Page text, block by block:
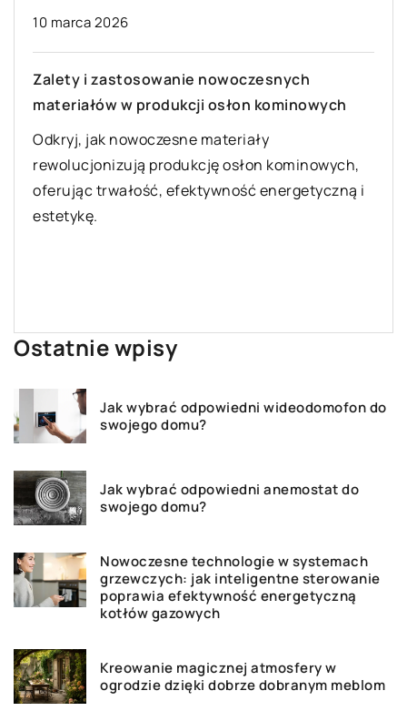
03 stycznia 2026
Jak wybrać idealny ochraniacz na materac dla
alergików?
Dowiedz się, na co zwrócić uwagę przy wyborze
ochraniacza na materac, aby zapewnić
najlepszą ochronę przed alergenami i zapewnić
spokojny sen. Poznaj kluczowe cechy, które
Ostatnie wpisy
Jak wybrać odpowiedni wideodomofon do
swojego domu?
Jak wybrać odpowiedni anemostat do
swojego domu?
Nowoczesne technologie w systemach
grzewczych: jak inteligentne sterowanie
poprawia efektywność energetyczną
kotłów gazowych
Kreowanie magicznej atmosfery w
ogrodzie dzięki dobrze dobranym meblom